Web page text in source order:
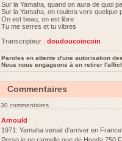
Sur la Yamaha, quand on aura de quoi
Sur la Yamaha, on roulera vers quelque
On est beau, on est libre
Tu me serres et tu vibres
Transcripteur : doudoucoincoin
Paroles en attente d'une autorisation
Nous nous engageons à en retirer
Commentaires
30 commentaires
Arnould
1971: Yamaha venait d'arriver en